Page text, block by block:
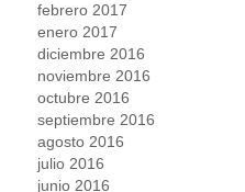
febrero 2017
enero 2017
diciembre 2016
noviembre 2016
octubre 2016
septiembre 2016
agosto 2016
julio 2016
junio 2016